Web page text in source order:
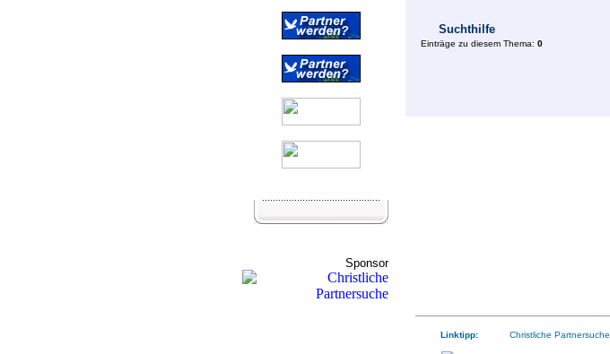
Sponsor
Suchthilfe
Einträge zu diesem Thema: 0
Linktipp: Christliche Partnersuche